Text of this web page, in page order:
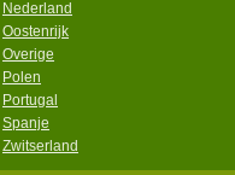
Nederland
Oostenrijk
Overige
Polen
Portugal
Spanje
Zwitserland